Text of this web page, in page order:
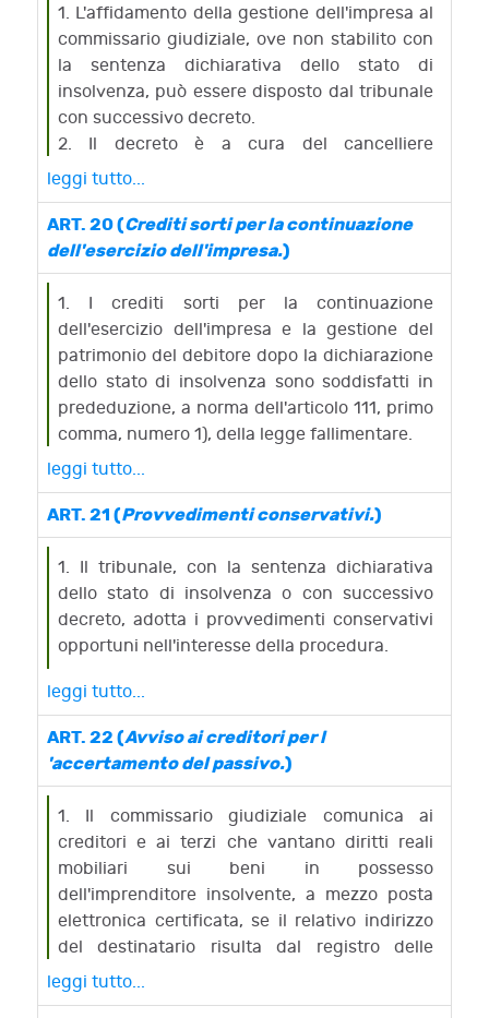
dichiarazione stessa senza l'autorizzazione
del giudice delegato.
1. L'affidamento della gestione dell'impresa al
commissario giudiziale, ove non stabilito con
la sentenza dichiarativa dello stato di
insolvenza, può essere disposto dal tribunale
con successivo decreto.
2. Il decreto è a cura del cancelliere
pubblicato mediante affissione e comunicato
per l'iscrizione all'ufficio del registro delle
imprese.
3. Fermo quanto previsto dall'articolo 18,
l'affidamento della gestione al commissario
giudiziale determina gli effetti stabiliti dagli
articoli 42, 43, 44, 46 e 47 della legge
fallimentare, sostituito al curatore il
commissario giudiziale. Si applicano altresì al
commissario giudizionale, in quanto
compatibili, le disposizioni degli articoli 31, 32,
34 e 35 della legge fallimentare, salva la
facoltà del tribunale di stabilire ulteriori limiti
ai suoi poteri.
4. Al termine del proprio ufficio, il
commissario giudiziale cui è affidata la
gestione dell'impresa deve rendere il conto a
norma dell'articolo 116 della legge
fallimentare. Dell'avvenuto deposito del conto
presentazione delle osservazioni è data
notizia mediante affissione, a cura del
cancelliere; tale formalità sostituisce la
comunicazione ai singoli creditori prevista dal
legge fallimentare.
leggi tutto...
ART. 20 (Crediti sorti per la continuazione
dell'esercizio dell'impresa.)
1. I crediti sorti per la continuazione
dell'esercizio dell'impresa e la gestione del
patrimonio del debitore dopo la dichiarazione
dello stato di insolvenza sono soddisfatti in
prededuzione, a norma dell'articolo 111, primo
comma, numero 1), della legge fallimentare.
leggi tutto...
ART. 21 (Provvedimenti conservativi.)
1. Il tribunale, con la sentenza dichiarativa
dello stato di insolvenza o con successivo
decreto, adotta i provvedimenti conservativi
opportuni nell'interesse della procedura.
leggi tutto...
ART. 22 (Avviso ai creditori per l
'accertamento del passivo.)
1. Il commissario giudiziale comunica ai
creditori e ai terzi che vantano diritti reali
mobiliari sui beni in possesso
dell'imprenditore insolvente, a mezzo posta
elettronica certificata, se il relativo indirizzo
del destinatario risulta dal registro delle
imprese ovvero dall'Indice nazionale degli
indirizzi di posta elettronica certificata delle
leggi tutto...